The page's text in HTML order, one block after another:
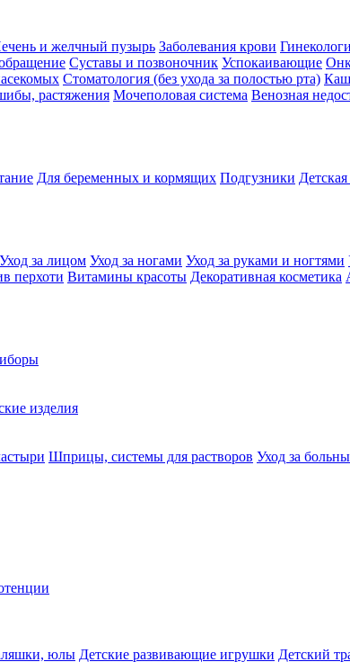
и желчный пузырь Заболевания крови
Суставы и позвоночник Успокаивающие
Стоматология (без ухода за полостью рта)
растяжения Мочеполовая система Венозная
Для беременных и кормящих Подгузники
Уход за лицом Уход за ногами Уход за руками и ногтями
перхоти Витамины красоты Декоративная косметика
изделия
Шприцы, системы для растворов Уход за
юлы Детские развивающие игрушки Детский